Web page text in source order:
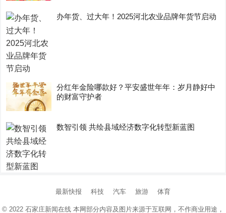
办年货、过大年！2025河北农业品牌年货节启动
分红年金险哪款好？平安盛世年年：岁月静好中
的财富守护者
数智引领 共绘县域经济数字化转型新蓝图
最新快报 科技 汽车 旅游 体育
© 2022 石家庄新闻在线本网部分内容及图片来源于互联网，不作商业用途，